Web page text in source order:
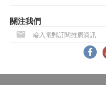
毀處理及不會存底，客戶
檢後叁個月內)，將收取
未必完整。
所有身體檢查並非作為醫
生轉介信,將作額外收費
關注我們